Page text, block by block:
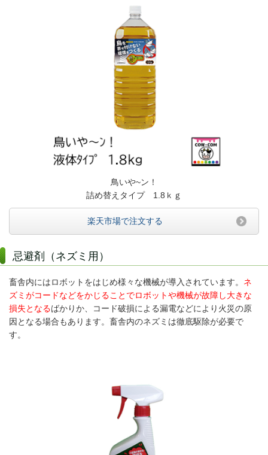
鳥いや~ン！
詰め替えタイプ 1.8ｋｇ
楽天市場で注文する
忌避剤（ネズミ用）
畜舎内にはロボットをはじめ様々な機械が導入されています。 ネ
ズミがコードなどをかじることでロボットや機械が故障し大きな
損失となるばかりか、コード破損による漏電などにより火災の原
因となる場合もあります。畜舎内のネズミは徹底駆除が必要で
す。